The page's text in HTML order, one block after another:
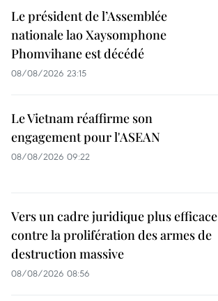
Le président de l’Assemblée
nationale lao Xaysomphone
Phomvihane est décédé
08/08/2026 23:15
Le Vietnam réaffirme son
engagement pour l'ASEAN
08/08/2026 09:22
Vers un cadre juridique plus efficace
contre la prolifération des armes de
destruction massive
08/08/2026 08:56